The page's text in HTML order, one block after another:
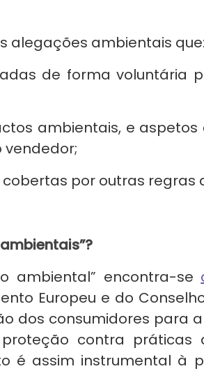
alegações ambientais que:
de forma voluntária
ambientais, e aspetos
vendedor;
por outras regras
ambiental” encontra-se
Europeu e do
dos consumidores para
contra práticas
é assim instrumental à